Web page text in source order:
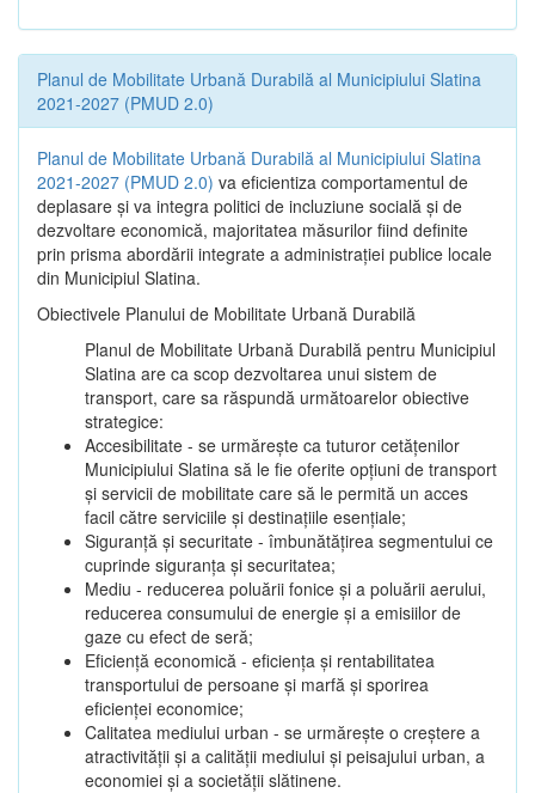
Planul de Mobilitate Urbană Durabilă al Municipiului Slatina
2021-2027 (PMUD 2.0)
Planul de Mobilitate Urbană Durabilă al Municipiului Slatina
2021-2027 (PMUD 2.0) va eficientiza comportamentul de
deplasare și va integra politici de incluziune socială și de
dezvoltare economică, majoritatea măsurilor fiind definite
prin prisma abordării integrate a administrației publice locale
din Municipiul Slatina.
Obiectivele Planului de Mobilitate Urbană Durabilă
Planul de Mobilitate Urbană Durabilă pentru Municipiul
Slatina are ca scop dezvoltarea unui sistem de
transport, care sa răspundă următoarelor obiective
strategice:
Accesibilitate - se urmărește ca tuturor cetățenilor
Municipiului Slatina să le fie oferite opțiuni de transport
și servicii de mobilitate care să le permită un acces
facil către serviciile și destinațiile esențiale;
Siguranță și securitate - îmbunătățirea segmentului ce
cuprinde siguranța și securitatea;
Mediu - reducerea poluării fonice și a poluării aerului,
reducerea consumului de energie și a emisiilor de
gaze cu efect de seră;
Eficiență economică - eficiența și rentabilitatea
transportului de persoane și marfă și sporirea
eficienței economice;
Calitatea mediului urban - se urmărește o creștere a
atractivității și a calității mediului și peisajului urban, a
economiei și a societății slătinene.